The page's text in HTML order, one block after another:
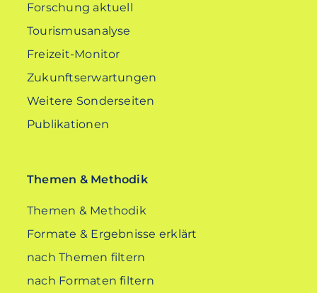
Forschung aktuell
Tourismusanalyse
Freizeit-Monitor
Zukunftserwartungen
Weitere Sonderseiten
Publikationen
Themen & Methodik
Themen & Methodik
Formate & Ergebnisse erklärt
nach Themen filtern
nach Formaten filtern